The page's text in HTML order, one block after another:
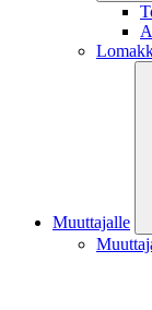
Muuttajalle